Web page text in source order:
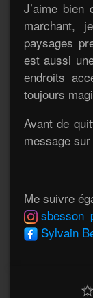
J’aime bien
marchant,
paysages
est aussi
endroits
toujours
Avant de
message
Me suivre
Sylvain